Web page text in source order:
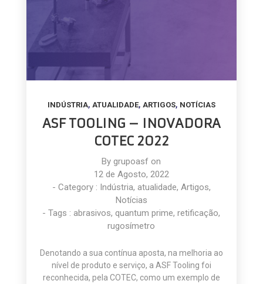
INDÚSTRIA, ATUALIDADE, ARTIGOS, NOTÍCIAS
ASF TOOLING – INOVADORA
COTEC 2022
Bygrupoasf on
12 de Agosto, 2022
- Category : Indústria, atualidade, Artigos,
Notícias
- Tags :abrasivos,quantum prime,retificação,
rugosímetro
Denotando a sua contínua aposta, na melhoria ao
nível de produto e serviço, a ASF Tooling foi
reconhecida, pela COTEC, como um exemplo de